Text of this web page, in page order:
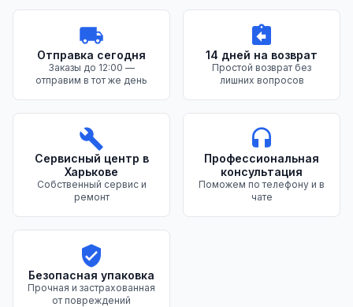
Отправка сегодня
Заказы до 12:00 —
отправим в тот же день
14 дней на возврат
Простой возврат без
лишних вопросов
Сервисный центр в
Харькове
Собственный сервис и
ремонт
Профессиональная
консультация
Поможем по телефону и в
чате
Безопасная упаковка
Прочная и застрахованная
от повреждений